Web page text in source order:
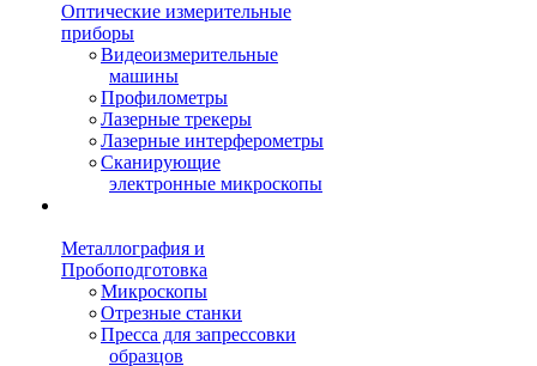
Оптические измерительные
приборы
Видеоизмерительные
машины
Профилометры
Лазерные трекеры
Лазерные интерферометры
Сканирующие
электронные микроскопы
Металлография и
Пробоподготовка
Микроскопы
Отрезные станки
Пресса для запрессовки
образцов